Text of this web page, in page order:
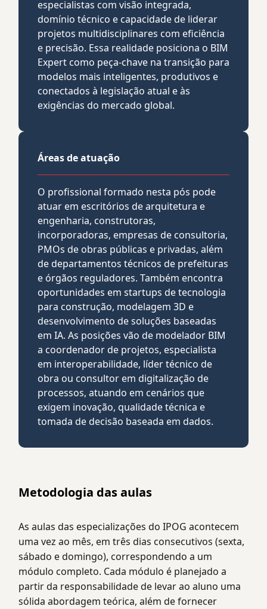
especialistas com visão integrada,
domínio técnico e capacidade de liderar
projetos multidisciplinares com eficiência
e precisão. Essa realidade posiciona o BIM
Expert como peça-chave na transição para
modelos mais inteligentes, produtivos e
conectados à legislação atual e às
exigências do mercado global.
Áreas de atuação
O profissional formado nesta pós pode
atuar em escritórios de arquitetura e
engenharia, construtoras,
incorporadoras, empresas de consultoria,
PMOs de obras públicas e privadas, além
de departamentos técnicos de prefeituras
e órgãos reguladores. Também encontra
oportunidades em startups de tecnologia
para construção, modelagem 3D e
desenvolvimento de soluções baseadas
em IA. As posições vão de modelador BIM
a coordenador de projetos, especialista
em interoperabilidade, líder técnico de
obra ou consultor em digitalização de
processos, atuando em cenários que
exigem inovação, qualidade técnica e
tomada de decisão baseada em dados.
Metodologia das aulas
As aulas das especializações do IPOG acontecem
uma vez ao mês, em três dias consecutivos (sexta,
sábado e domingo), correspondendo a um
módulo completo. Cada módulo é planejado a
partir da responsabilidade de levar ao aluno uma
sólida abordagem teórica, além de fornecer